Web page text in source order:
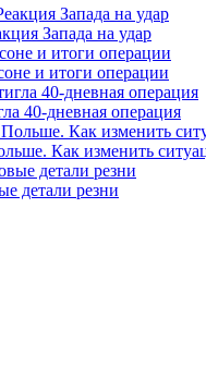
Запада на удар
и итоги операции
40-дневная операция
Как изменить
детали резни